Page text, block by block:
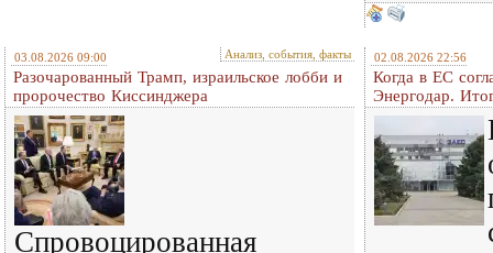
03.08.2026 09:00 Анализ, события, факты
Разочарованный Трамп, израильское лобби и
пророчество Киссинджера
Спровоцированная
02.08.2026 22:56
Когда в ЕС
Энергодар.